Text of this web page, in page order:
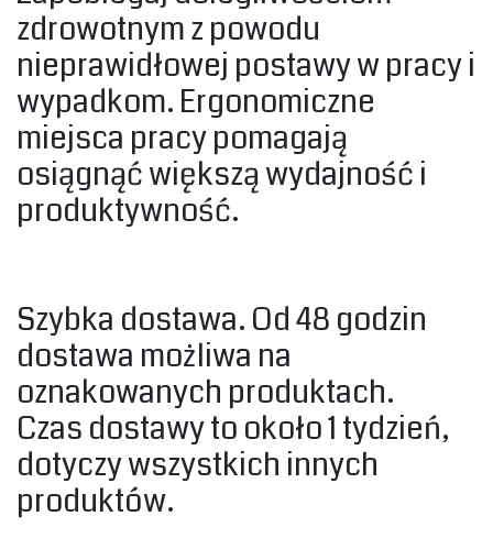
zdrowotnym z powodu
nieprawidłowej postawy w pracy i
wypadkom. Ergonomiczne
miejsca pracy pomagają
osiągnąć większą wydajność i
produktywność.‎
‎Szybka dostawa. Od 48 godzin
dostawa możliwa na
oznakowanych produktach.
Czas dostawy to około 1 tydzień,
dotyczy wszystkich innych
produktów.‎